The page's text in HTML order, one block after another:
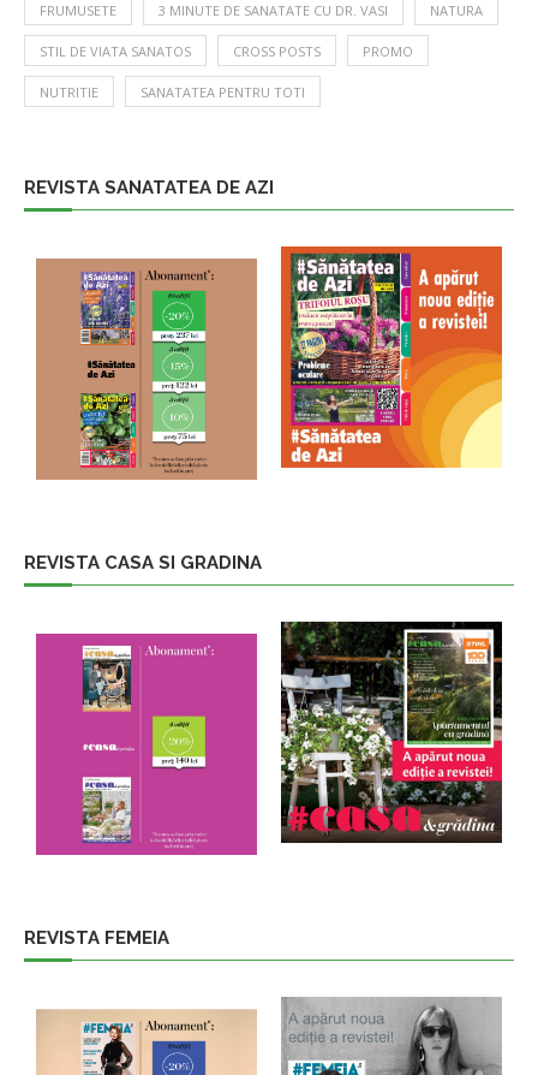
FRUMUSETE 3 MINUTE DE SANATATE CU DR. VASI NATURA
STIL DE VIATA SANATOS CROSS POSTS PROMO
NUTRITIE SANATATEA PENTRU TOTI
REVISTA SANATATEA DE AZI
REVISTA CASA SI GRADINA
REVISTA FEMEIA